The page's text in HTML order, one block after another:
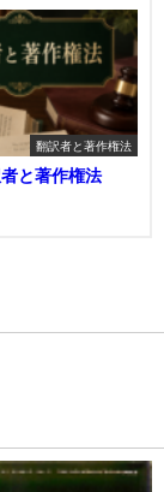
翻訳者と著作権法
と著作権法